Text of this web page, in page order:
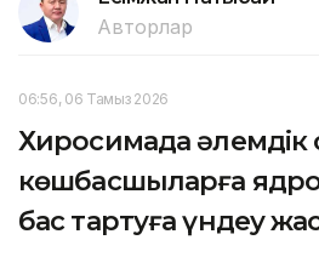
Авторлар
06:56, 06 Тамыз 2026
Хиросимада әлемдік
көшбасшыларға
бас тартуға үндеу